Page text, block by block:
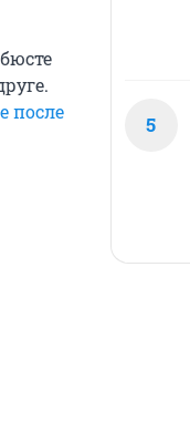
после
5